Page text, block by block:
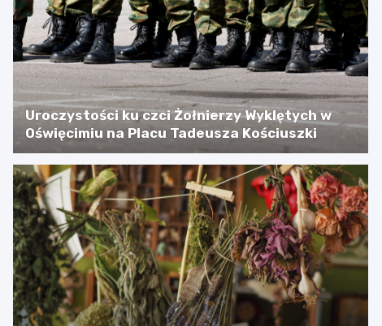
Uroczystości ku czci Żołnierzy Wyklętych w
Oświęcimiu na Placu Tadeusza Kościuszki